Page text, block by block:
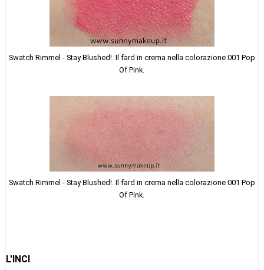
Swatch Rimmel - Stay Blushed!. Il fard in crema nella colorazione 001 Pop
Of Pink.
Swatch Rimmel - Stay Blushed!. Il fard in crema nella colorazione 001 Pop
Of Pink.
L'INCI